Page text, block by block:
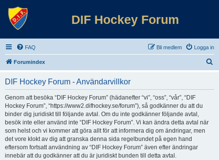
DIF Hockey Forum
FAQ Logga in
Bli medlem
Forumindex
DIF Hockey Forum - Användarvillkor
Genom att besöka “DIF Hockey Forum” (hädanefter “vi”, “oss”, “vår”, “DIF
Hockey Forum”, “https://www2.difhockey.se/forum”), så godkänner du att du
binder dig juridiskt till följande avtal. Om du inte godkänner följande avtal,
besök inte eller använd inte “DIF Hockey Forum”. Vi kan ändra detta avtal när
som helst och vi kommer att göra allt för att informera dig om ändringar, men
det vore klokt av dig att granska denna sida regelbundet på egen hand
eftersom fortsatt användning av “DIF Hockey Forum” även efter ändringar
innebär att du godkänner att du är juridiskt bunden till detta avtal.